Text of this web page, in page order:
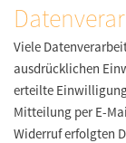
Viele
ausdrücklichen
erteilte
Mitteilung per E-
Widerruf erfolgten